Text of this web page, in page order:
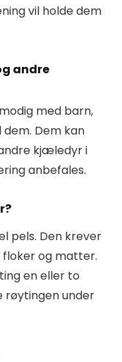
vil holde dem
andre
med barn,
Dem kan
kjæledyr i
anbefales.
pels. Den krever
floker og matter.
en eller to
røytingen under